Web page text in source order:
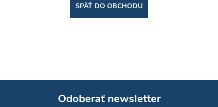
SPÄŤ DO OBCHODU
Odoberať newsletter